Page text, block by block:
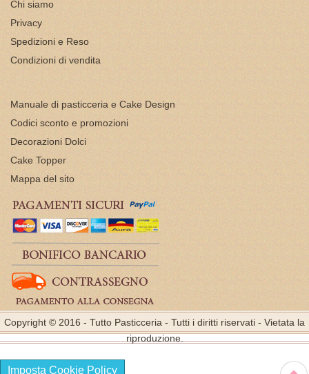
Chi siamo
Privacy
Spedizioni e Reso
Condizioni di vendita
Manuale di pasticceria e Cake Design
Codici sconto e promozioni
Decorazioni Dolci
Cake Topper
Mappa del sito
Copyright © 2016 - Tutto Pasticceria - Tutti i diritti riservati - Vietata la
riproduzione.
Imposta Cookie Policy